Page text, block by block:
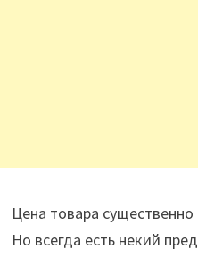
Цена товара
Но всегда есть некий